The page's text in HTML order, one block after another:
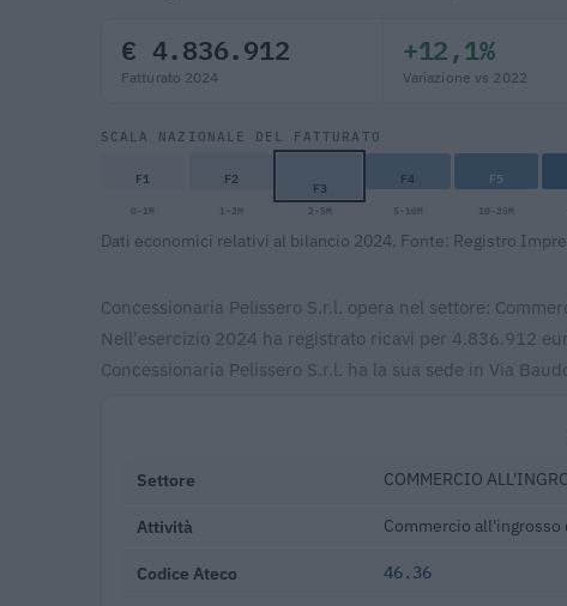
€ 4.836.912
Fatturato 2024
+12,1%
Variazione vs 2022
SCALA NAZIONALE DEL FATTURATO
F1 F2 F3 F4 F5
0-1M 1-2M 2-5M 5-10M 10-25M
Dati economici relativi al bilancio 2024. Fonte: Registro
Concessionaria Pelissero S.r.l. opera nel settore:
Nell'esercizio 2024 ha registrato ricavi per 4.836.912
Concessionaria Pelissero S.r.l. ha la sua sede in Via
Settore COMMERCIO
Attività Commercio
Codice Ateco 46.36